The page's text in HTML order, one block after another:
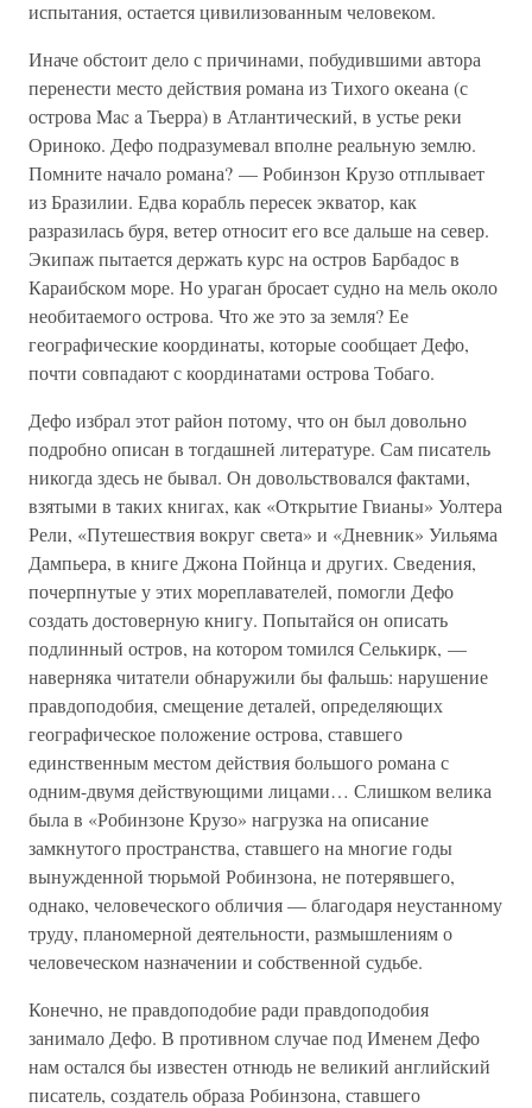
испытания, остается цивилизованным человеком.
Иначе обстоит дело с причинами, побудившими автора
перенести место действия романа из Тихого океана (с
острова Mac a Тьерра) в Атлантический, в устье реки
Ориноко. Дефо подразумевал вполне реальную землю.
Помните начало романа? — Робинзон Крузо отплывает
из Бразилии. Едва корабль пересек экватор, как
разразилась буря, ветер относит его все дальше на север.
Экипаж пытается держать курс на остров Барбадос в
Караибском море. Но ураган бросает судно на мель около
необитаемого острова. Что же это за земля? Ее
географические координаты, которые сообщает Дефо,
почти совпадают с координатами острова Тобаго.
Дефо избрал этот район потому, что он был довольно
подробно описан в тогдашней литературе. Сам писатель
никогда здесь не бывал. Он довольствовался фактами,
взятыми в таких книгах, как «Открытие Гвианы» Уолтера
Рели, «Путешествия вокруг света» и «Дневник» Уильяма
Дампьера, в книге Джона Пойнца и других. Сведения,
почерпнутые у этих мореплавателей, помогли Дефо
создать достоверную книгу. Попытайся он описать
подлинный остров, на котором томился Селькирк, —
наверняка читатели обнаружили бы фальшь: нарушение
правдоподобия, смещение деталей, определяющих
географическое положение острова, ставшего
единственным местом действия большого романа с
одним-двумя действующими лицами… Слишком велика
была в «Робинзоне Крузо» нагрузка на описание
замкнутого пространства, ставшего на многие годы
вынужденной тюрьмой Робинзона, не потерявшего,
однако, человеческого обличия — благодаря неустанному
труду, планомерной деятельности, размышлениям о
человеческом назначении и собственной судьбе.
Конечно, не правдоподобие ради правдоподобия
занимало Дефо. В противном случае под Именем Дефо
нам остался бы известен отнюдь не великий английский
писатель, создатель образа Робинзона, ставшего